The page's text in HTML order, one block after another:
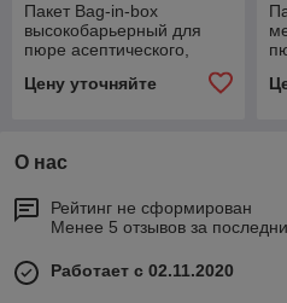
Пакет Bag-in-box
высокобарьерный для
пюре асептического,
концентрата сока и пюре
Цену уточняйте
О нас
Рейтинг не сформирован
Менее 5 отзывов за
Работает с 02.11.2020